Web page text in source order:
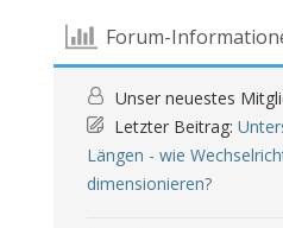
Forum-
Unser neuestes
Letzter Beitrag:
Längen - wie
dimensionieren?